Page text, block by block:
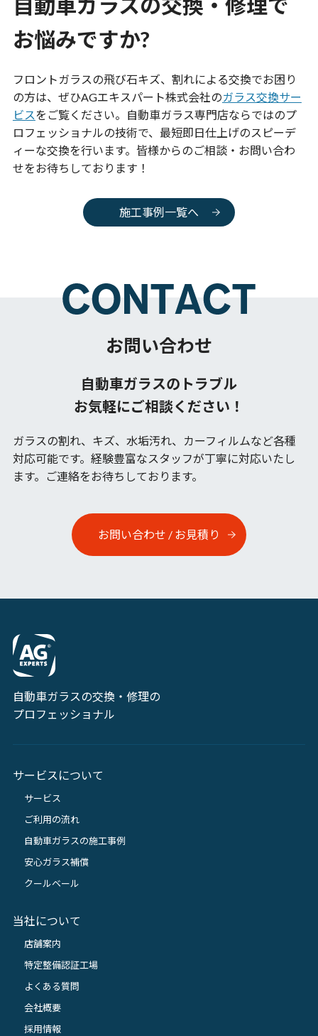
自動車ガラスの交換・修理で
お悩みですか?
フロントガラスの飛び石キズ、割れによる交換でお困り
の方は、ぜひAGエキスパート株式会社のガラス交換サー
ビスをご覧ください。自動車ガラス専門店ならではのプ
ロフェッショナルの技術で、最短即日仕上げのスピーデ
ィーな交換を行います。皆様からのご相談・お問い合わ
せをお待ちしております！
施工事例一覧へ
お問い合わせ
自動車ガラスのトラブル
お気軽にご相談ください！
ガラスの割れ、キズ、水垢汚れ、カーフィルムなど各種
対応可能です。 経験豊富なスタッフが丁寧に対応いたし
ます。ご連絡をお待ちしております。
お問い合わせ / お見積り
自動車ガラスの交換・修理の
プロフェッショナル
サービスについて
サービス
ご利用の流れ
自動車ガラスの施工事例
安心ガラス補償
クールベール
当社について
店舗案内
特定整備認証工場
よくある質問
会社概要
採用情報